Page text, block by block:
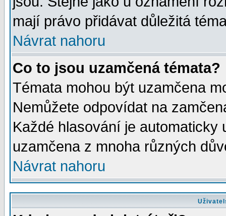
mají právo přidávat důležitá
Návrat nahoru
Co to jsou uzamčená témata?
Témata mohou být uzamčena
Nemůžete odpovídat na
Každé hlasování je automaticky
uzamčena z mnoha různých
Návrat nahoru